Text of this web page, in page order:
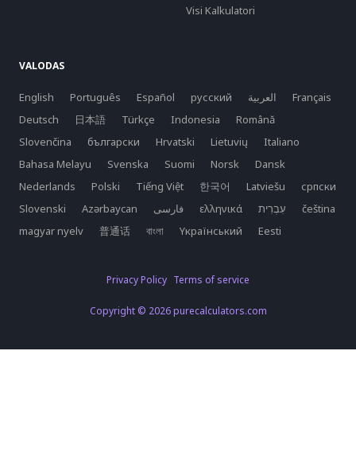
Visi Kalkulatori
VALODAS
English Português Español русский العربية
Français
Deutsch
日本語 Türkçe Indonesia
Română
Slovenčina
български Hrvatski Lietuvių
Italiano
Bahasa Melayu
Svenska Suomi Norsk
Dansk
Nederlands
Polski Tiếng Việt 한국어 Latviešu
српски
Slovenski
Azərbaycan فارسی ελληνικά
čeština
magyar nyelv
普通话 বাংলা Yкраїнський Eesti
Privacy Policy Terms of service
Copyright © 2026 purecalculators.com